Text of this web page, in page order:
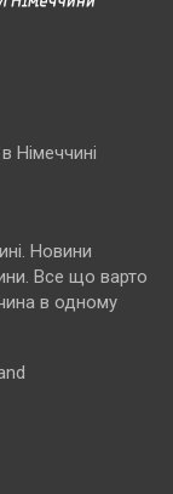
Німеччині
Новини
Все що варто
в одному